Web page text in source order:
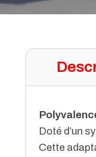
Doté d’un
Cette